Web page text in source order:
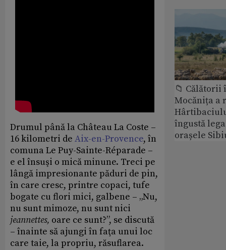
Drumul până la Château La Coste –
16 kilometri de Aix-en-Provence, în
comuna Le Puy-Sainte-Réparade –
e el însuşi o mică minune. Treci pe
lângă impresionante păduri de pin,
în care cresc, printre copaci, tufe
bogate cu flori mici, galbene – „Nu,
nu sunt mimoze, nu sunt nici
jeannettes, oare ce sunt?”, se discută
– înainte să ajungi în faţa unui loc
care taie, la propriu, răsuflarea.
📁 Călătorii
Mocănița a
îngustă
orașele